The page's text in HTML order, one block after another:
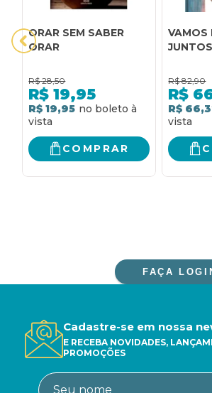
ORAR SEM SABER
ORAR
R$ 28,50
R$ 19,95
R$ 19,95
COMPRAR
VAMOS
JUNTOS
R$ 82,90
R$
R$
FAÇA
Cadastre-se em nossa
E RECEBA NOVIDADES,
PROMOÇÕES